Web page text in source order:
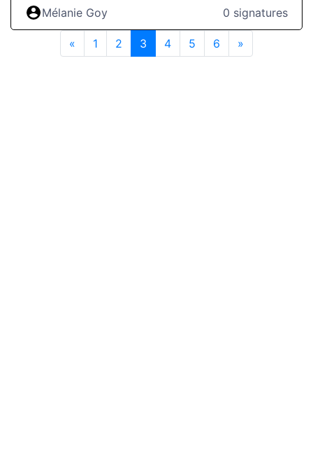
des emplois créés est très utilisé par les
défenseurs de ce projet, il n’estjamais question
des emplois qui seraient mis à mal par la
surexploitation qu’ilengendrerait. Les emplois de
Mélanie Goy 0 signatures
« 1 2 3 (current)
4 5 6 »